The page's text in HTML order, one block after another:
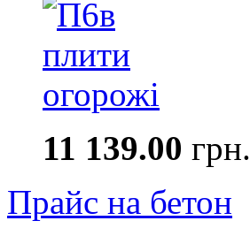
11 139.00 грн.
Прайс на бетон